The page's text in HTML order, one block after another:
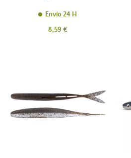
Envío 24 H
Precio
8,59 €